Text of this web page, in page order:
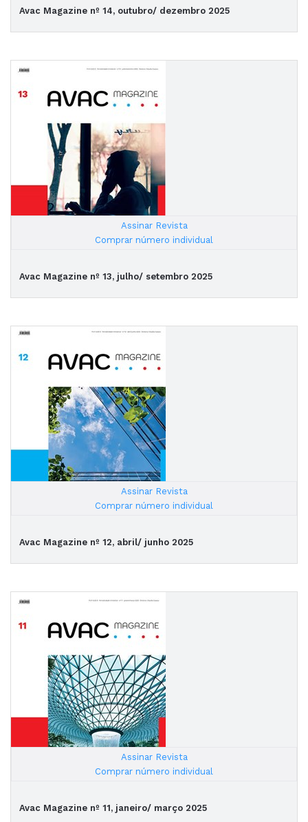
Avac Magazine nº 14, outubro/ dezembro 2025
Assinar Revista
Comprar número individual
Avac Magazine nº 13, julho/ setembro 2025
Assinar Revista
Comprar número individual
Avac Magazine nº 12, abril/ junho 2025
Assinar Revista
Comprar número individual
Avac Magazine nº 11, janeiro/ março 2025